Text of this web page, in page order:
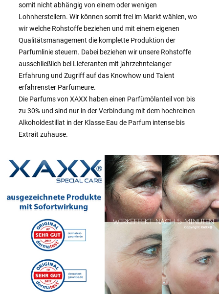
somit nicht abhängig von einem oder wenigen
Lohnherstellern. Wir können somit frei im Markt wählen, wo
wir welche Rohstoffe beziehen und mit einem eigenen
Qualitätsmanagement die komplette Produktion der
Parfumlinie steuern. Dabei beziehen wir unsere Rohstoffe
ausschließlich bei Lieferanten mit jahrzehntelanger
Erfahrung und Zugriff auf das Knowhow und Talent
erfahrenster Parfumeure.
Die Parfums von XAXX haben einen Parfümölanteil von bis
zu 30% und sind nur in der Verbindung mit dem hochreinen
Alkoholdestillat in der Klasse Eau de Parfum intense bis
Extrait zuhause.